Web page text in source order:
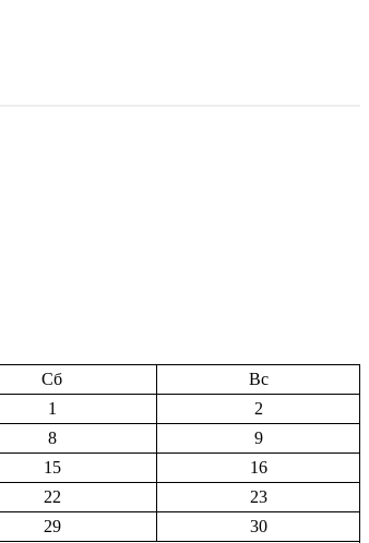
Сб
Вс
1
2
8
9
15
16
22
23
29
30